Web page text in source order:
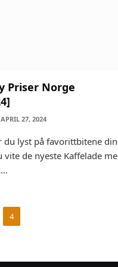
Priser Norge
APRIL 27, 2024
du lyst på favorittbitene
vite de nyeste Kaffelade
4